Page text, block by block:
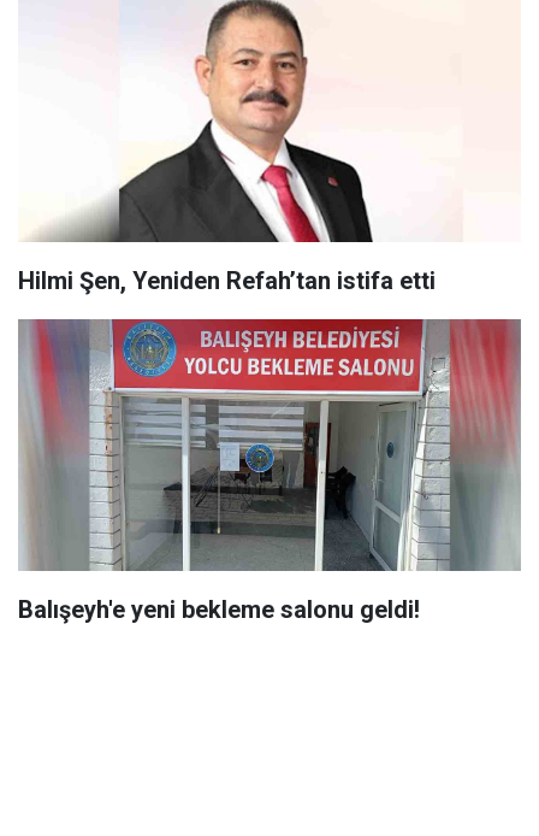
Hilmi Şen, Yeniden Refah’tan istifa etti
Balışeyh'e yeni bekleme salonu geldi!